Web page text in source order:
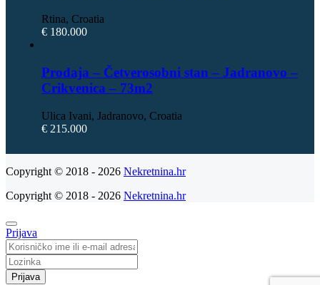
Rtina, Croatia
€ 180.000
Prodaja – Četverosobni stan – Jadranovo –
Crikvenica – 73m2
Ulica Ivani, Jadranovo, Croatia
€ 215.000
Copyright © 2018 - 2026 Nekretnina.hr
Copyright © 2018 - 2026 Nekretnina.hr
Prijava
Prijava